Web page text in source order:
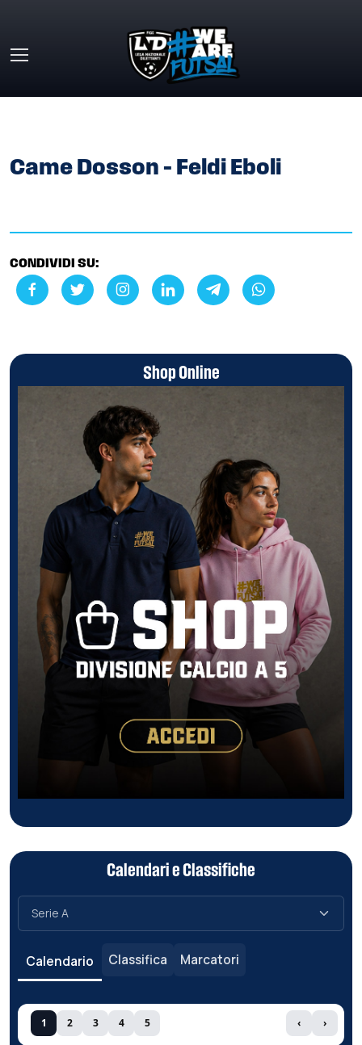
Came Dosson – Feldi Eboli
CONDIVIDI SU:
Shop Online
Calendari e Classifiche
Calendario Classifica Marcatori
1 2 3 4 5 ‹ ›